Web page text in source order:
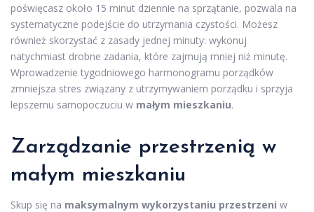
poświęcasz około 15 minut dziennie na sprzątanie, pozwala na
systematyczne podejście do utrzymania czystości. Możesz
również skorzystać z zasady jednej minuty: wykonuj
natychmiast drobne zadania, które zajmują mniej niż minutę.
Wprowadzenie tygodniowego harmonogramu porządków
zmniejsza stres związany z utrzymywaniem porządku i sprzyja
lepszemu samopoczuciu w małym mieszkaniu.
Zarządzanie przestrzenią w
małym mieszkaniu
Skup się na maksymalnym wykorzystaniu przestrzeni w